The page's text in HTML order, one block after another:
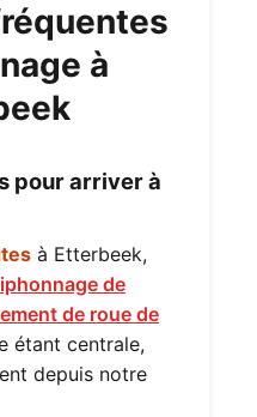
à
pour arriver à
à Etterbeek,
de
de roue de
étant centrale,
depuis notre